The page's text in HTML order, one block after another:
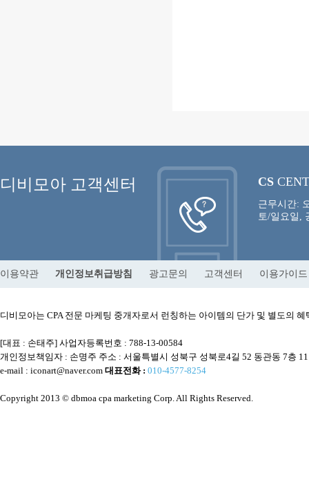
디비모아 고객센터 CS
근무시간:
토/일요일,
이용약관 개인정보취급방침 광고문의 고객센터 이용가이드
디비모아는 CPA 전문 마케팅 중개자로서 런칭하는 아이템의 단가 및 별도의
[대표 : 손태주] 사업자등록번호 : 788-13-00584
개인정보책임자 : 손명주 주소 : 서울특별시 성북구 성북로4길 52 동관동 7층
e-mail : iconart@naver.com 대표전화 : 010-4577-8254
Copyright 2013 © dbmoa cpa marketing Corp. All Rights Reserved.